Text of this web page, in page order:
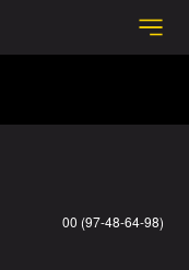
00 (97-48-64-98)